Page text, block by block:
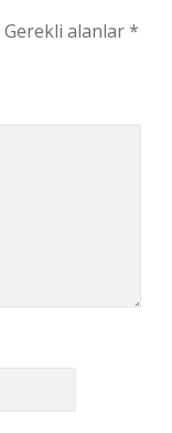
Gerekli alanlar*